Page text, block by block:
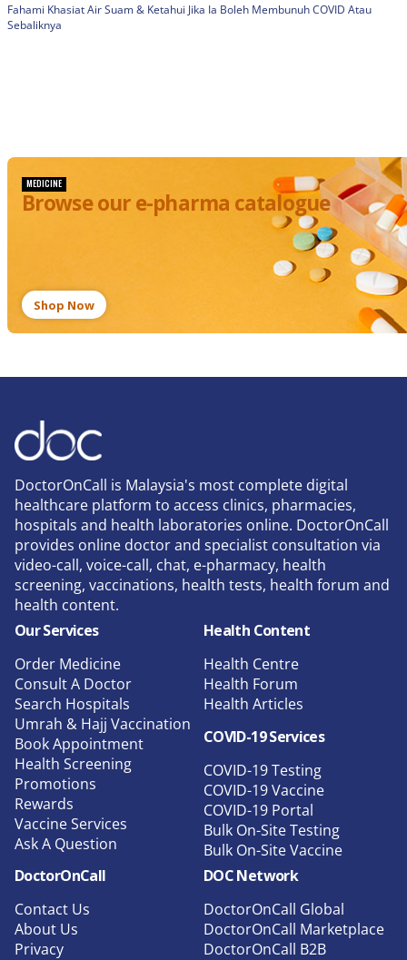
Fahami Khasiat Air Suam & Ketahui Jika Ia Boleh Membunuh COVID Atau
Sebaliknya
MEDICINE
Browse our e-pharma catalogue
Shop Now
DoctorOnCall is Malaysia's most complete digital
healthcare platform to access clinics, pharmacies,
hospitals and health laboratories online. DoctorOnCall
provides online doctor and specialist consultation via
video-call, voice-call, chat, e-pharmacy, health
screening, vaccinations, health tests, health forum and
health content.
Our Services
Order Medicine
Consult A Doctor
Search Hospitals
Umrah & Hajj Vaccination
Book Appointment
Health Screening
Promotions
Rewards
Vaccine Services
Ask A Question
Health Content
Health Centre
Health Forum
Health Articles
COVID-19 Services
COVID-19 Testing
COVID-19 Vaccine
COVID-19 Portal
Bulk On-Site Testing
Bulk On-Site Vaccine
DoctorOnCall
Contact Us
About Us
Privacy
DOC Network
DoctorOnCall Global
DoctorOnCall Marketplace
DoctorOnCall B2B